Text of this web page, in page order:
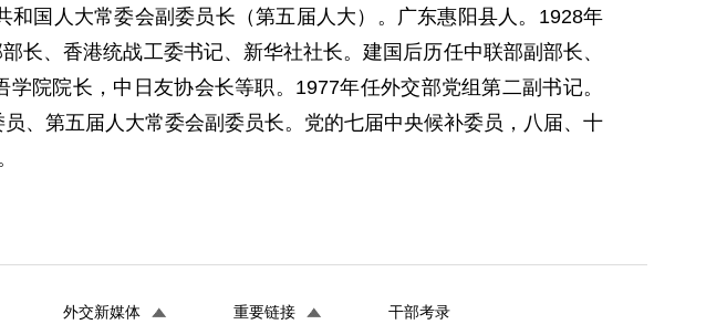
国人大常委会副委员长（第五届人大）。广东惠阳县人。1928年
长、香港统战工委书记、新华社社长。建国后历任中联部副部长、
院院长，中日友协会长等职。1977年任外交部党组第二副书记。
、第五届人大常委会副委员长。党的七届中央候补委员，八届、十
外交新媒体 重要链接 干部考录